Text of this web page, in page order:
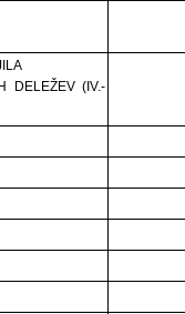
DELEŽEV (IV.-